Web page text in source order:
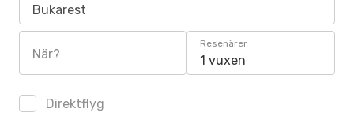
Bukarest
När?
Resenärer
1 vuxen
Direktflyg